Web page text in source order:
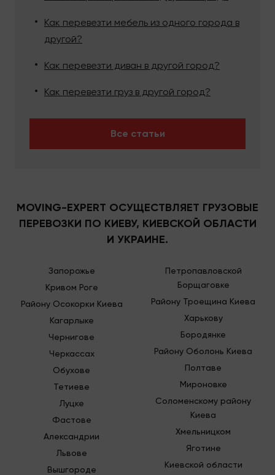
Как перевезти мебель из одного города в
другой?
Как перевезти диван в другой город?
Как перевезти груз в другой город?
Все статьи
MOVING-EXPERT ОСУЩЕСТВЛЯЕТ ГРУЗОВЫЕ
ПЕРЕВОЗКИ ПО КИЕВУ, КИЕВСКОЙ ОБЛАСТИ
И УКРАИНЕ.
Запорожье
Кривом Роге
Району Осокорки Киева
Кагарлыке
Чернигове
Черкассах
Обухове
Тетиеве
Луцке
Фастове
Александрии
Львове
Вышгороде
Петропавловской
Борщаговке
Району Троещина Киева
Харькову
Бородянке
Району Оболонь Киева
Полтаве
Мироновке
Соломенскому району
Киева
Хмельницком
Яготине
Киевской области